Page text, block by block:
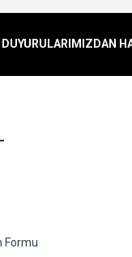
DUYURULARIMIZDAN
Formu